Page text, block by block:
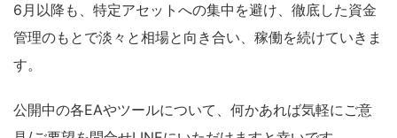
6月以降も、特定アセットへの集中を避け、徹底した資金
管理のもとで淡々と相場と向き合い、稼働を続けていきま
す。
公開中の各EAやツールについて、何かあれば気軽にご意